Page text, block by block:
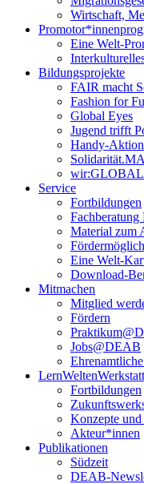
Wirtschaft,
Eine Welt-
Bildungsprojekte
FAIR macht
Fashion for
Global Eyes
Jugend trifft
Handy-Aktion
wir:GLOBAL
Service
Fortbildungen
Fachberatung
Material zum
Eine Welt-
Download-
Mitmachen
Mitglied
Fördern
Jobs@DEAB
LernWeltenWerkstatt
Fortbildungen
Konzepte
Akteur*innen
Publikationen
Südzeit
DEAB-